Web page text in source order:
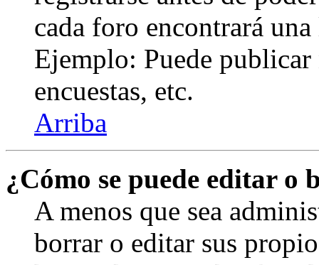
cada foro encontrará
Ejemplo: Puede publicar
encuestas, etc.
Arriba
¿Cómo se puede editar o
A menos que sea
borrar o editar sus